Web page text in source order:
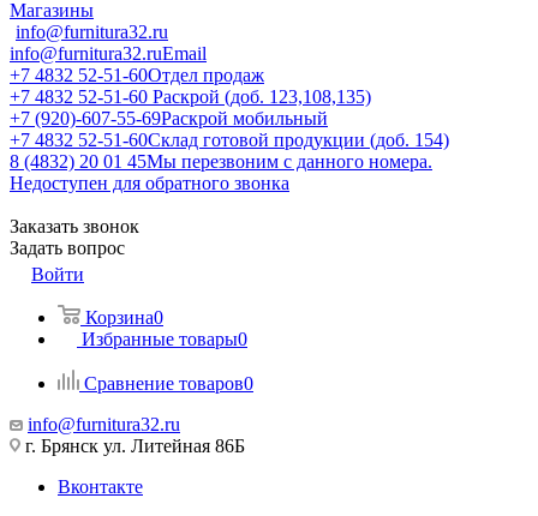
Магазины
info@furnitura32.ru
info@furnitura32.ruEmail
+7 4832 52-51-60Отдел продаж
+7 4832 52-51-60 Раскрой (доб. 123,108,135)
+7 (920)-607-55-69Раскрой мобильный
+7 4832 52-51-60Склад готовой продукции (доб. 154)
8 (4832) 20 01 45Мы перезвоним с данного номера.
Недоступен для обратного звонка
Заказать звонок
Задать вопрос
Войти
Корзина0
Избранные товары0
Сравнение товаров0
info@furnitura32.ru
г. Брянск ул. Литейная 86Б
Вконтакте